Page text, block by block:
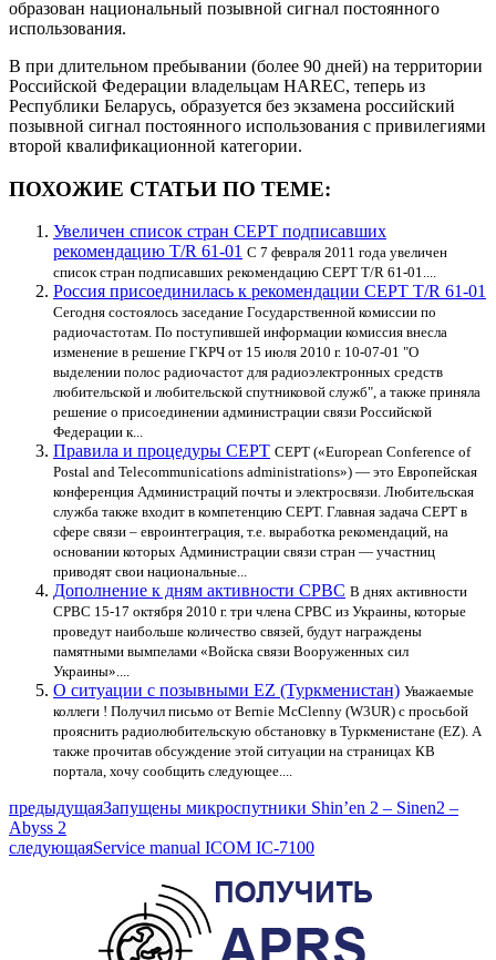
образован национальный позывной сигнал постоянного
использования.
В при длительном пребывании (более 90 дней) на территории
Российской Федерации владельцам HAREC, теперь из
Республики Беларусь, образуется без экзамена российский
позывной сигнал постоянного использования с привилегиями
второй квалификационной категории.
ПОХОЖИЕ СТАТЬИ ПО ТЕМЕ:
Увеличен список стран CEPT подписавших
рекомендацию T/R 61-01 С 7 февраля 2011 года увеличен
список стран подписавших рекомендацию CEPT T/R 61-01....
Россия присоединилась к рекомендации CEPT T/R 61-01
Сегодня состоялось заседание Государственной комиссии по
радиочастотам. По поступившей информации комиссия внесла
изменение в решение ГКРЧ от 15 июля 2010 г. 10-07-01 "О
выделении полос радиочастот для радиоэлектронных средств
любительской и любительской спутниковой служб", а также приняла
решение о присоединении администрации связи Российской
Федерации к...
Правила и процедуры СЕРТ СЕРТ («European Conference of
Postal and Telecommunications administrations») — это Европейская
конференция Администраций почты и электросвязи. Любительская
служба также входит в компетенцию СЕРТ. Главная задача СЕРТ в
сфере связи – евроинтеграция, т.е. выработка рекомендаций, на
основании которых Администрации связи стран — участниц
приводят свои национальные...
Дополнение к дням активности СРВС В днях активности
СРВС 15-17 октября 2010 г. три члена СРВС из Украины, которые
проведут наибольше количество связей, будут награждены
памятными вымпелами «Войска связи Вооруженных сил
Украины»....
О ситуации с позывными EZ (Туркменистан) Уважаемые
коллеги ! Получил письмо от Bernie McClenny (W3UR) c просьбой
прояснить радиолюбительскую обстановку в Туркменистане (EZ). А
также прочитав обсуждение этой ситуации на страницах КВ
портала, хочу сообщить следующее....
предыдущаяЗапущены микроспутники Shin’en 2 – Sinen2 –
Abyss 2
следующаяService manual ICOM IC-7100